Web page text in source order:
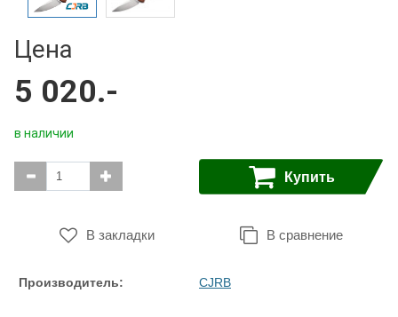
Цена
5 020.-
в наличии
Купить
В закладки В сравнение
Производитель: CJRB